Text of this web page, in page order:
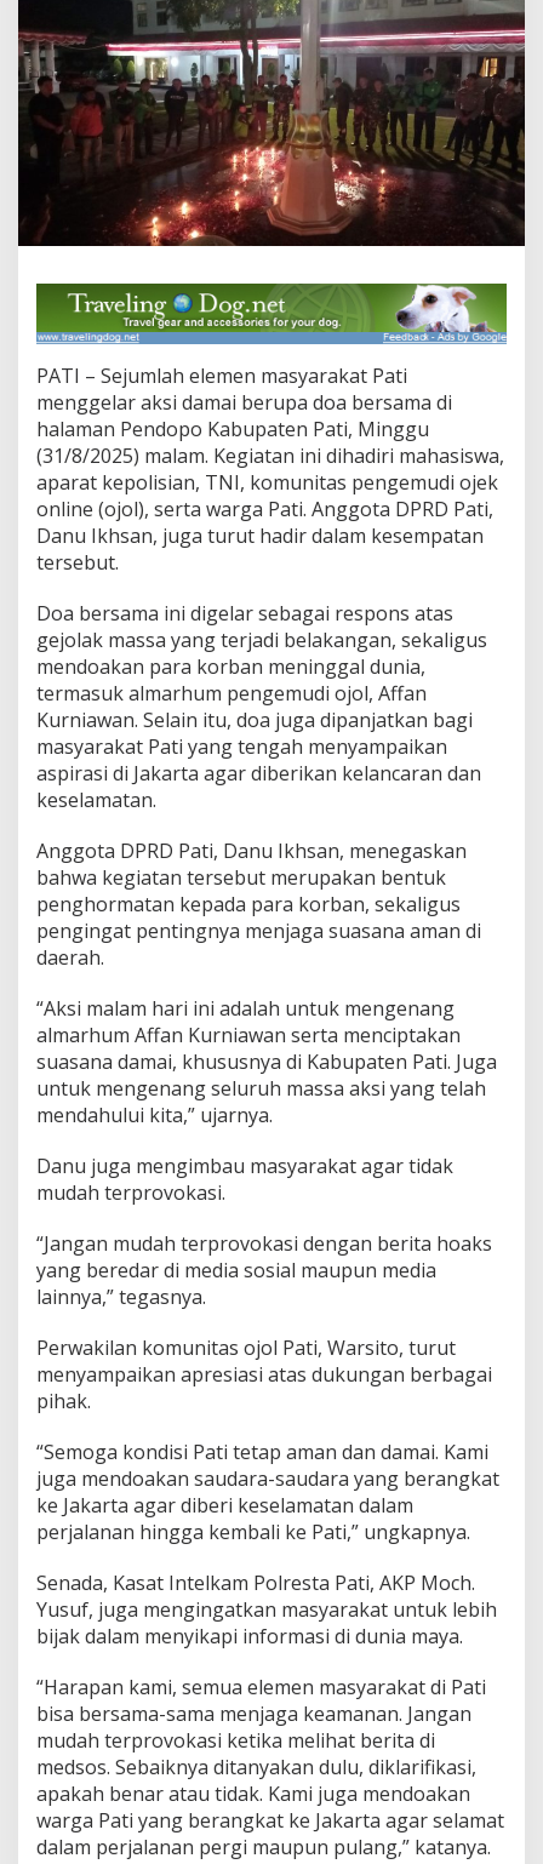
i
P
e
n
d
o
p
o
P
a
t
i
M
e
n
e
n
a
n
g
K
o
r
b
d
a
n
M
e
n
a
o
n
d
u
s
i
a
s
D
a
r
a
h
PATI – Sejumlah elemen masyarakat Pati
menggelar aksi damai berupa doa bersama di
halaman Pendopo Kabupaten Pati, Minggu
(31/8/2025) malam. Kegiatan ini dihadiri mahasiswa,
aparat kepolisian, TNI, komunitas pengemudi ojek
online (ojol), serta warga Pati. Anggota DPRD Pati,
Danu Ikhsan, juga turut hadir dalam kesempatan
tersebut.
Doa bersama ini digelar sebagai respons atas
gejolak massa yang terjadi belakangan, sekaligus
mendoakan para korban meninggal dunia,
termasuk almarhum pengemudi ojol, Affan
Kurniawan. Selain itu, doa juga dipanjatkan bagi
masyarakat Pati yang tengah menyampaikan
aspirasi di Jakarta agar diberikan kelancaran dan
keselamatan.
Anggota DPRD Pati, Danu Ikhsan, menegaskan
bahwa kegiatan tersebut merupakan bentuk
penghormatan kepada para korban, sekaligus
pengingat pentingnya menjaga suasana aman di
daerah.
“Aksi malam hari ini adalah untuk mengenang
almarhum Affan Kurniawan serta menciptakan
suasana damai, khususnya di Kabupaten Pati. Juga
untuk mengenang seluruh massa aksi yang telah
mendahului kita,” ujarnya.
Danu juga mengimbau masyarakat agar tidak
mudah terprovokasi.
“Jangan mudah terprovokasi dengan berita hoaks
yang beredar di media sosial maupun media
lainnya,” tegasnya.
Perwakilan komunitas ojol Pati, Warsito, turut
menyampaikan apresiasi atas dukungan berbagai
pihak.
“Semoga kondisi Pati tetap aman dan damai. Kami
juga mendoakan saudara-saudara yang berangkat
ke Jakarta agar diberi keselamatan dalam
perjalanan hingga kembali ke Pati,” ungkapnya.
Senada, Kasat Intelkam Polresta Pati, AKP Moch.
Yusuf, juga mengingatkan masyarakat untuk lebih
bijak dalam menyikapi informasi di dunia maya.
“Harapan kami, semua elemen masyarakat di Pati
bisa bersama-sama menjaga keamanan. Jangan
mudah terprovokasi ketika melihat berita di
medsos. Sebaiknya ditanyakan dulu, diklarifikasi,
apakah benar atau tidak. Kami juga mendoakan
warga Pati yang berangkat ke Jakarta agar selamat
dalam perjalanan pergi maupun pulang,” katanya.